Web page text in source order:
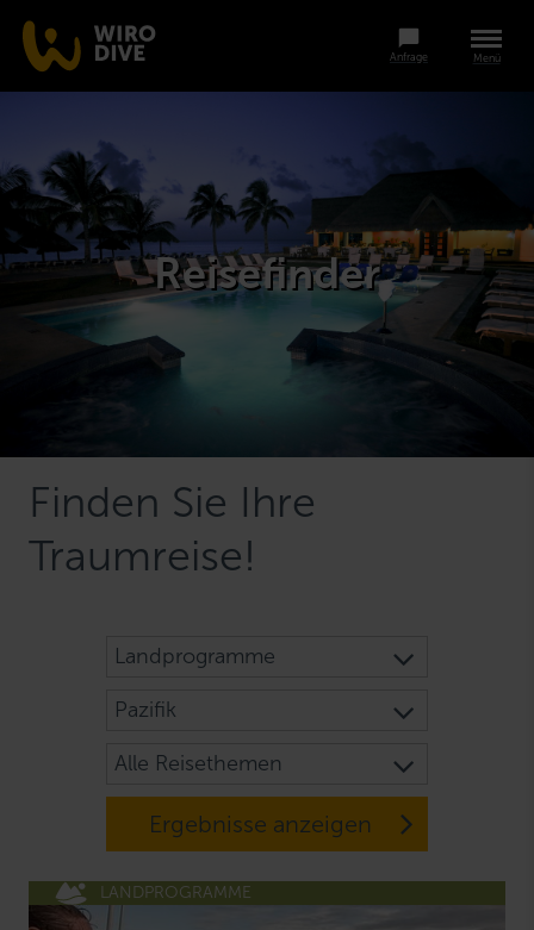
Menü
Anfrage
Reisefinder
Finden Sie Ihre
Traumreise!
Landprogramme
Pazifik
Alle Reisethemen
Ergebnisse anzeigen
LANDPROGRAMME